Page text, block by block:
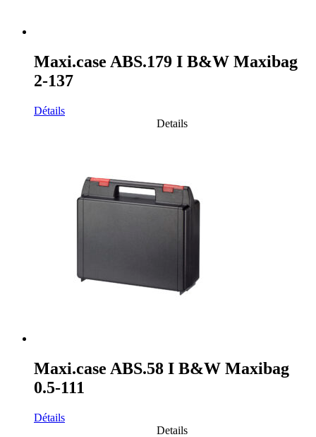
Maxi.case ABS.179 I B&W Maxibag
2-137
Détails
Details
Maxi.case ABS.58 I B&W Maxibag
0.5-111
Détails
Details